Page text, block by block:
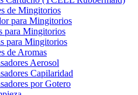
de Mingitorios
para Mingitorios
para Mingitorios
para Mingitorios
de Aromas
Aerosol
Capilaridad
por Gotero